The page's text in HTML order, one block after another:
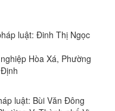
luật: Đinh Thị Ngọc
Hòa Xá, Phường
luật: Bùi Văn Đông